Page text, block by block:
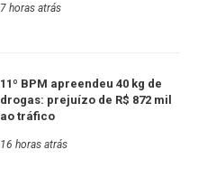
7 horas atrás
11º BPM apreendeu 40 kg de
drogas: prejuízo de R$ 872 mil
ao tráfico
16 horas atrás